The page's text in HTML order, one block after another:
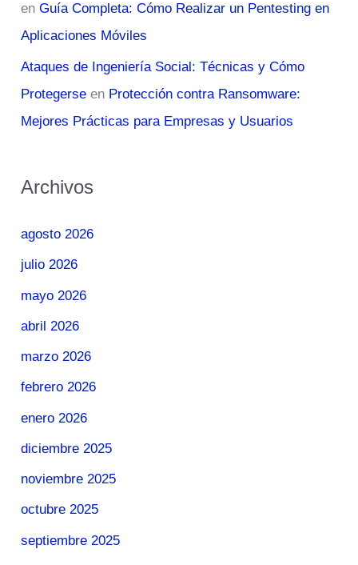
enGuía Completa: Cómo Realizar un Pentesting en
Aplicaciones Móviles
Ataques de Ingeniería Social: Técnicas y Cómo
Protegerse en Protección contra Ransomware:
Mejores Prácticas para Empresas y Usuarios
Archivos
agosto 2026
julio 2026
mayo 2026
abril 2026
marzo 2026
febrero 2026
enero 2026
diciembre 2025
noviembre 2025
octubre 2025
septiembre 2025